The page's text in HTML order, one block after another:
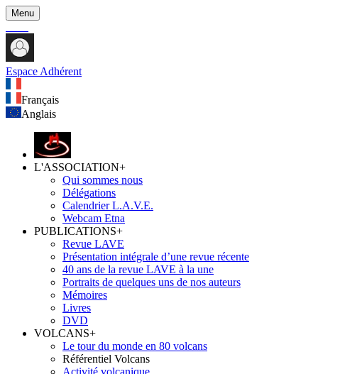
Menu
Espace Adhérent
Français
Anglais
L'ASSOCIATION+
Qui sommes nous
Délégations
Calendrier L.A.V.E.
Webcam Etna
PUBLICATIONS+
Revue LAVE
Présentation intégrale d’une revue récente
40 ans de la revue LAVE à la une
Portraits de quelques uns de nos auteurs
Mémoires
Livres
DVD
VOLCANS+
Le tour du monde en 80 volcans
Référentiel Volcans
Activité volcanique